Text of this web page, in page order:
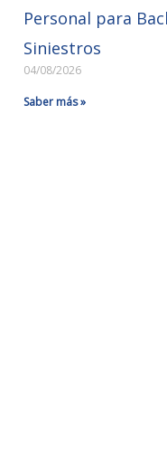
Personal para
Siniestros
04/08/2026
Saber más »